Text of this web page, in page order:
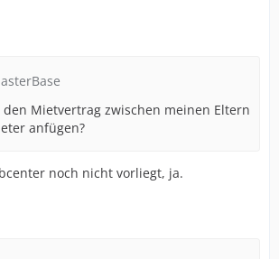
Mietvertrag zwischen meinen Eltern
anfügen?
noch nicht vorliegt, ja.